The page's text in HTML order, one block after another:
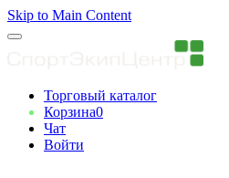
Skip to Main Content
Торговый каталог
Корзина0
Чат
Войти